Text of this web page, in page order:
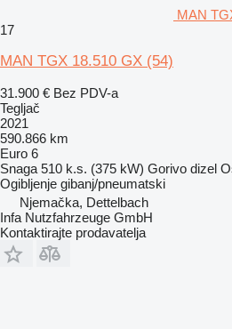
MAN
17
MAN TGX 18.510 GX (54)
31.900 € Bez PDV-a
Tegljač
2021
590.866 km
Euro 6
Snaga 510 k.s. (375 kW) Gorivo dizel
Ogibljenje gibanj/pneumatski
Njemačka, Dettelbach
Infa Nutzfahrzeuge GmbH
Kontaktirajte prodavatelja